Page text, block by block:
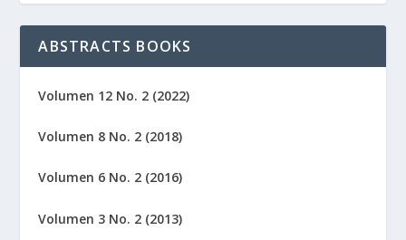
ABSTRACTS BOOKS
Volumen 12 No. 2 (2022)
Volumen 8 No. 2 (2018)
Volumen 6 No. 2 (2016)
Volumen 3 No. 2 (2013)